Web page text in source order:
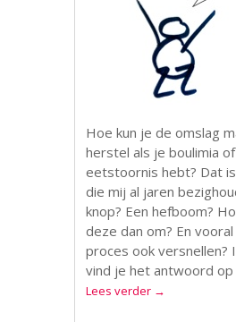
Hoe kun je de omslag
herstel als je boulimia
eetstoornis hebt? Dat
die mij al jaren
knop? Een hefboom?
deze dan om? En
proces ook versnellen?
vind je het antwoord op
Lees verder →